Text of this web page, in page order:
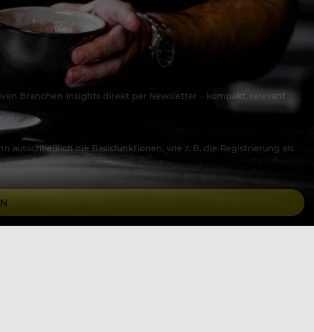
Branchen-Insights direkt per Newsletter – kompakt, relevant
ausschließlich die Basisfunktionen, wie z. B. die Registrierung als